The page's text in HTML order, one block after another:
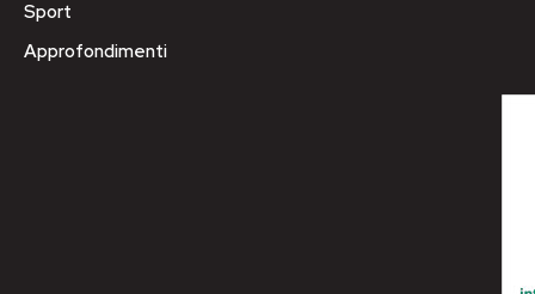
Sport
Approfondimenti